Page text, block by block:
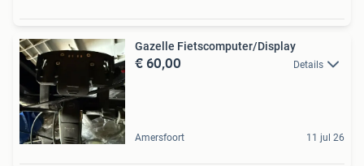
Gazelle Fietscomputer/Display
€ 60,00 Details
Amersfoort 11 jul 26